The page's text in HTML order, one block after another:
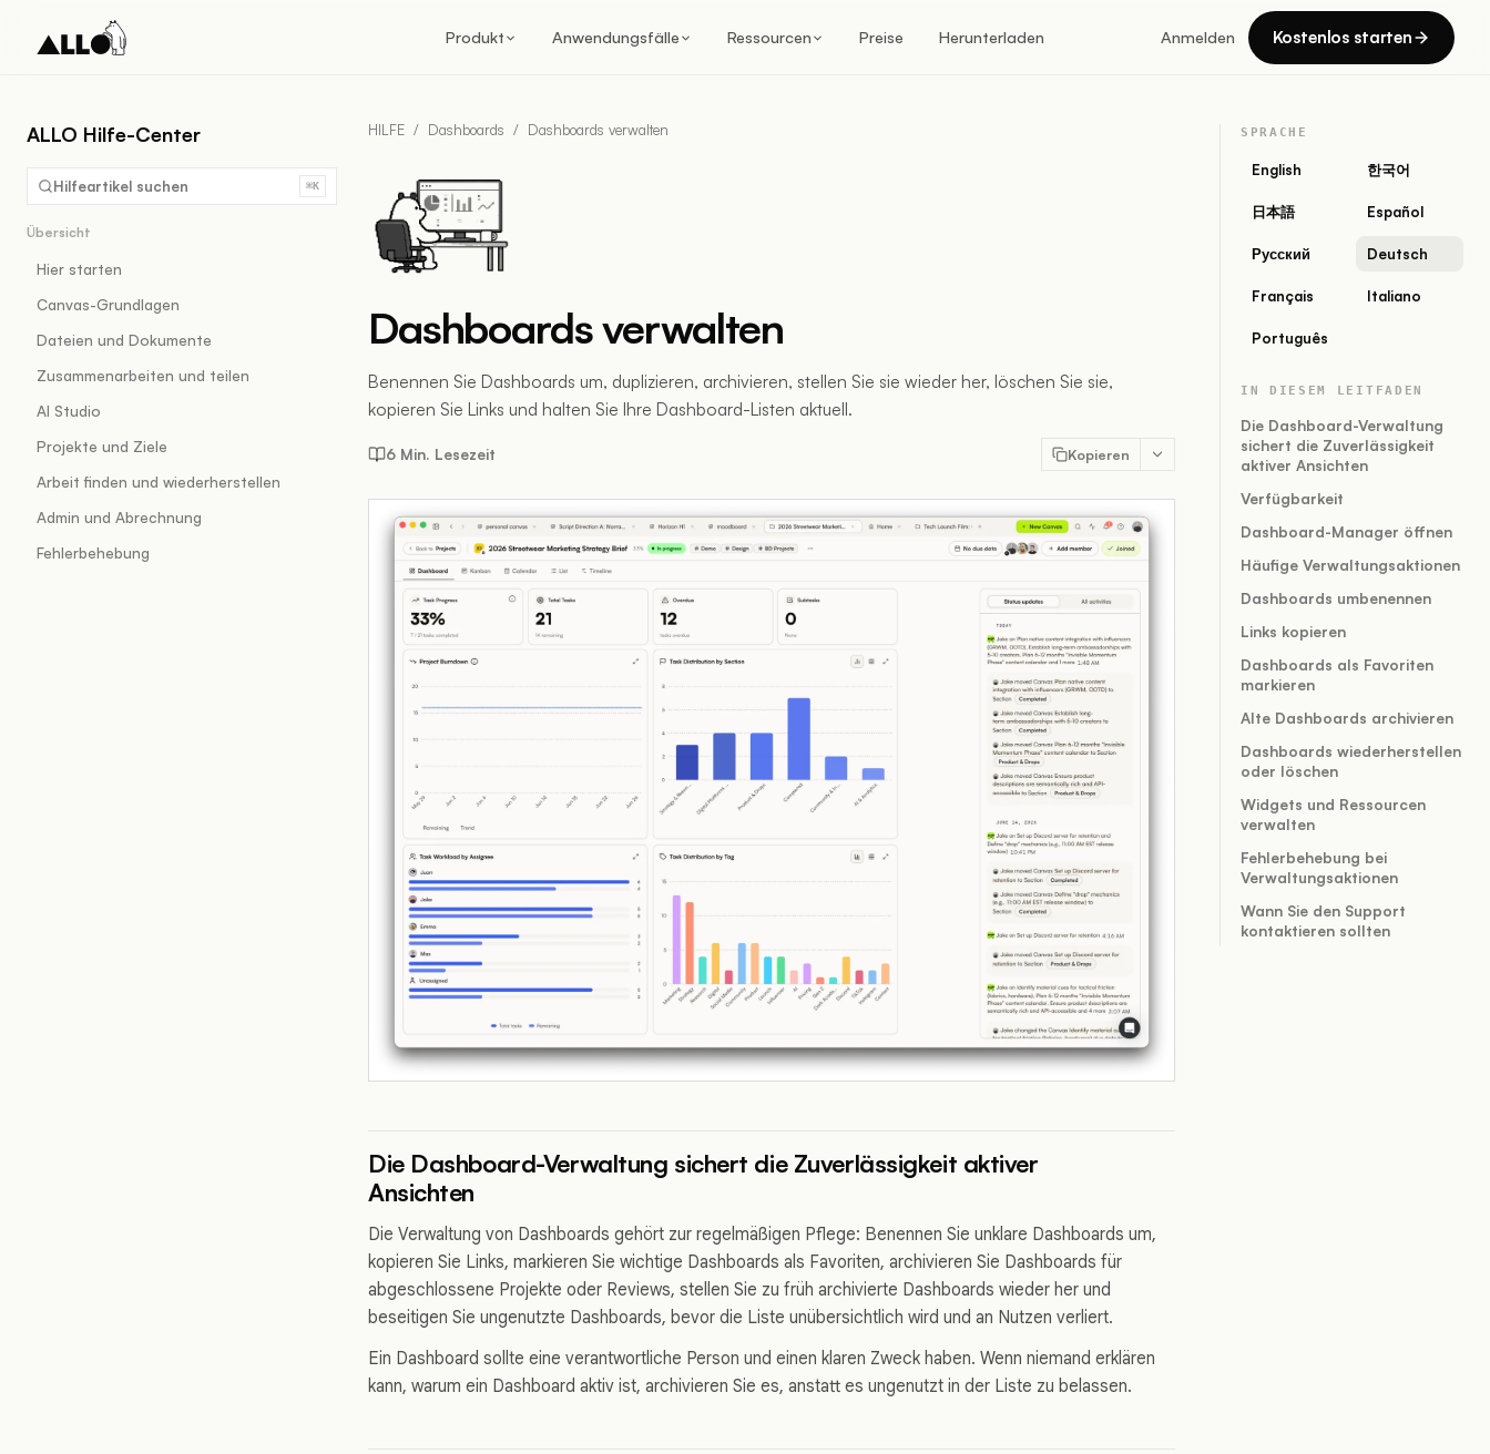
Produkt Anwendungsfälle Ressourcen Preise Herunterladen Anmelden Kostenlos starten
ALLO Hilfe-Center
Hilfeartikel suchen ⌘K
Übersicht
Hier starten
Canvas-Grundlagen
Dateien und Dokumente
Zusammenarbeiten und teilen
AI Studio
Projekte und Ziele
Arbeit finden und wiederherstellen
Admin und Abrechnung
Fehlerbehebung
HILFE / Dashboards / Dashboards verwalten
Dashboards verwalten
Benennen Sie Dashboards um, duplizieren, archivieren, stellen Sie sie wieder her, löschen Sie sie,
kopieren Sie Links und halten Sie Ihre Dashboard-Listen aktuell.
6 Min. Lesezeit Kopieren
Die Dashboard-Verwaltung sichert die Zuverlässigkeit aktiver
Ansichten
Die Verwaltung von Dashboards gehört zur regelmäßigen Pflege: Benennen Sie unklare Dashboards um,
kopieren Sie Links, markieren Sie wichtige Dashboards als Favoriten, archivieren Sie Dashboards für
abgeschlossene Projekte oder Reviews, stellen Sie zu früh archivierte Dashboards wieder her und
beseitigen Sie ungenutzte Dashboards, bevor die Liste unübersichtlich wird und an Nutzen verliert.
Ein Dashboard sollte eine verantwortliche Person und einen klaren Zweck haben. Wenn niemand erklären
kann, warum ein Dashboard aktiv ist, archivieren Sie es, anstatt es ungenutzt in der Liste zu belassen.
SPRACHE
English 한국어
日本語 Español
Русский Deutsch
Français Italiano
Português
IN DIESEM LEITFADEN
Die Dashboard-Verwaltung
sichert die Zuverlässigkeit
aktiver Ansichten
Verfügbarkeit
Dashboard-Manager öffnen
Häufige Verwaltungsaktionen
Dashboards umbenennen
Links kopieren
Dashboards als Favoriten
markieren
Alte Dashboards archivieren
Dashboards wiederherstellen
oder löschen
Widgets und Ressourcen
verwalten
Fehlerbehebung bei
Verwaltungsaktionen
Wann Sie den Support
kontaktieren sollten